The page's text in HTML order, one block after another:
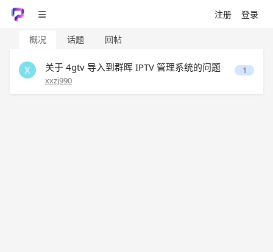
注册 登录
概况 话题 回帖
关于 4gtv 导入到群晖 IPTV 管理系统的问题
xxzj990
1